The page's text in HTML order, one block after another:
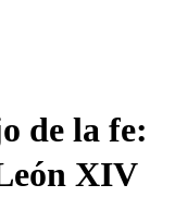
de la fe:
XIV